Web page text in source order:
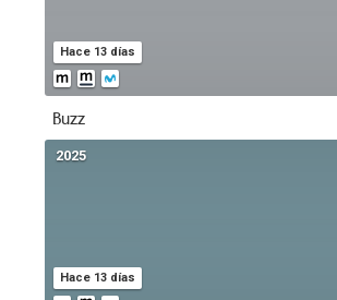
Hace 13 días
Buzz
Hace 13 días
2025